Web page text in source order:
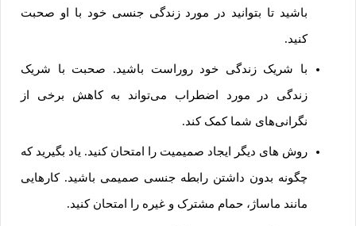
باشید تا بتوانید در مورد زندگی جنسی خود با او صحبت
کنید.
با شریک زندگی خود روراست باشید. صحبت با شریک
زندگی در مورد اضطراب می‌تواند به کاهش برخی از
نگرانی‌های شما کمک کند.
روش های دیگر ایجاد صمیمیت را امتحان کنید. یاد بگیرید که
چگونه بدون داشتن رابطه جنسی صمیمی باشید. کارهایی
مانند ماساژ، حمام مشترک و غیره را امتحان کنید.